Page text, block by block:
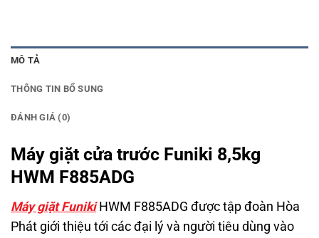
MÔ TẢ
THÔNG TIN BỔ SUNG
ĐÁNH GIÁ (0)
Máy giặt cửa trước Funiki 8,5kg
HWM F885ADG
Máy giặtFunikiHWM F885ADG được tập đoàn Hòa
Phát giới thiệu tới các đại lý và người tiêu dùng vào